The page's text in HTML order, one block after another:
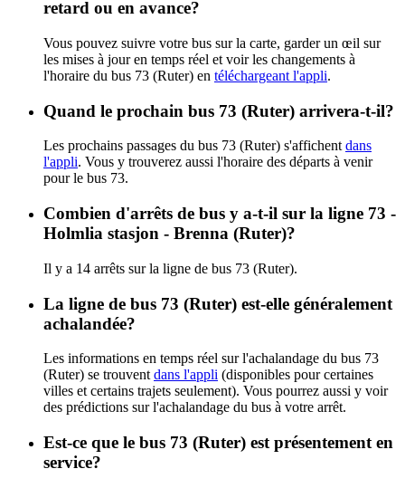
retard ou en avance?
Vous pouvez suivre votre bus sur la carte, garder un œil sur
les mises à jour en temps réel et voir les changements à
l'horaire du bus 73 (Ruter) en téléchargeant l'appli.
Quand le prochain bus 73 (Ruter) arrivera-t-il?
Les prochains passages du bus 73 (Ruter) s'affichent dans
l'appli. Vous y trouverez aussi l'horaire des départs à venir
pour le bus 73.
Combien d'arrêts de bus y a-t-il sur la ligne 73 -
Holmlia stasjon - Brenna (Ruter)?
Il y a 14 arrêts sur la ligne de bus 73 (Ruter).
La ligne de bus 73 (Ruter) est-elle généralement
achalandée?
Les informations en temps réel sur l'achalandage du bus 73
(Ruter) se trouvent dans l'appli (disponibles pour certaines
villes et certains trajets seulement). Vous pourrez aussi y voir
des prédictions sur l'achalandage du bus à votre arrêt.
Est-ce que le bus 73 (Ruter) est présentement en
service?